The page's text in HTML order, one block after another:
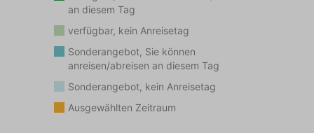
an diesem Tag
verfügbar, kein Anreisetag
Sonderangebot, Sie können
anreisen/abreisen an diesem Tag
Sonderangebot, kein Anreisetag
Ausgewählten Zeitraum